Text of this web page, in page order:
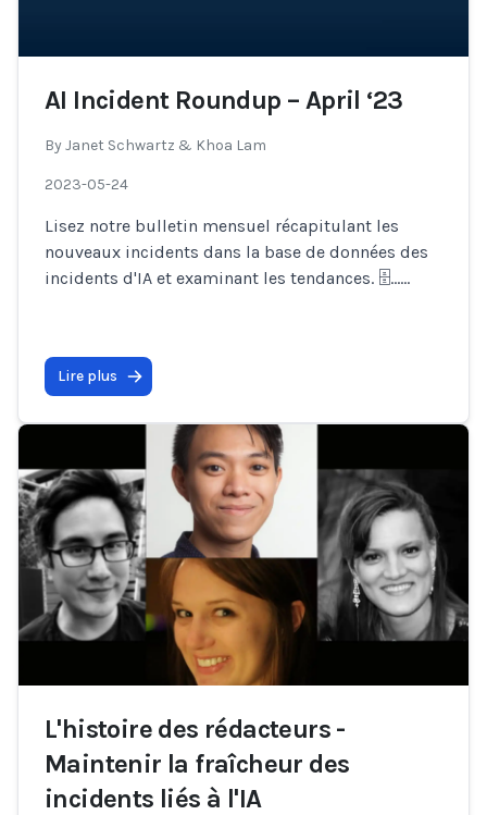
AI Incident Roundup – April ‘23
ByJanet Schwartz & Khoa Lam
2023-05-24
Lisez notre bulletin mensuel récapitulant les
nouveaux incidents dans la base de données des
incidents d'IA et examinant les tendances. 🗄…...
Lire plus
L'histoire des rédacteurs -
Maintenir la fraîcheur des
incidents liés à l'IA